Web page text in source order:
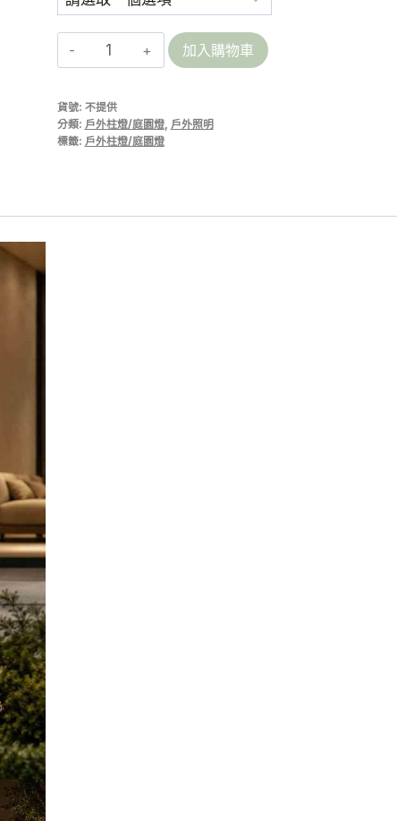
SLOT
S
|
戶
燈/
加入購物車
貨號: 不提供
分類: 戶外柱燈/庭園燈, 戶外照明
標籤: 戶外柱燈/庭園燈